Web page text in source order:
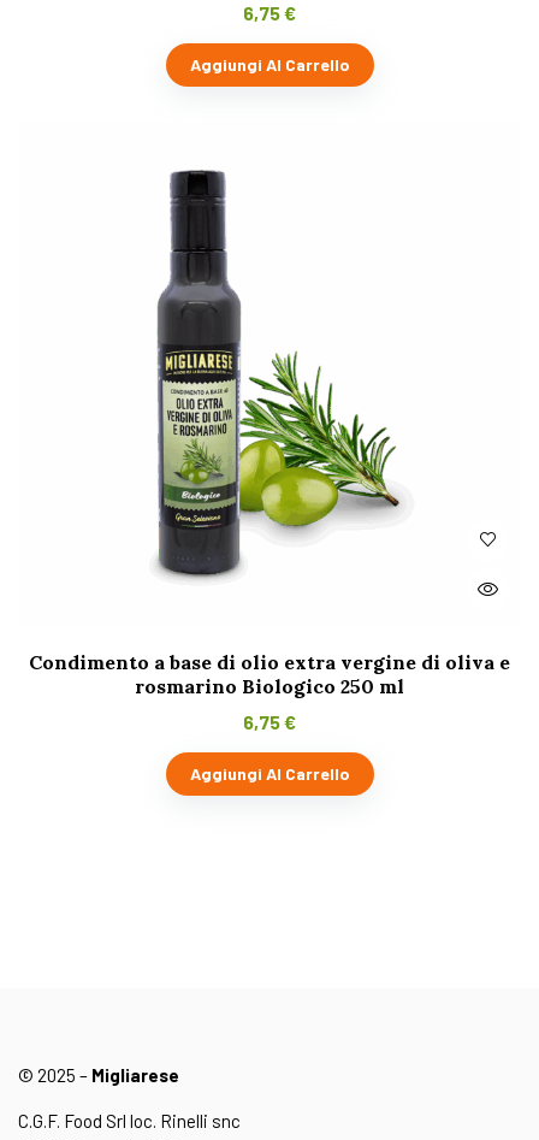
6,75€
Aggiungi Al Carrello
Condimento a base di olio extra vergine di oliva e
rosmarino Biologico 250 ml
6,75€
Aggiungi Al Carrello
© 2025 – Migliarese
C.G.F. Food Srl loc. Rinelli snc